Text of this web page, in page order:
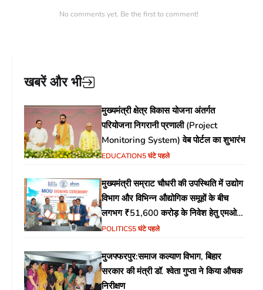
No comments yet. Be the first to comment!
खबरें और भी
मुख्यमंत्री क्षेत्र विकास योजना अंतर्गत
परियोजना निगरानी प्रणाली (Project
Monitoring System) वेब पोर्टल का शुभारंभ
EDUCATION5 घंटे पहले
मुख्यमंत्री सम्राट चौधरी की उपस्थिति में उद्योग
विभाग और विभिन्न औद्योगिक समूहों के बीच
लगभग ₹51,600 करोड़ के निवेश हेतु एमओयू
(MoU) पर हस्ताक्षर
POLITICS5 घंटे पहले
मुजफ्फरपुर:समाज कल्याण विभाग, बिहार
सरकार की मंत्री डॉ. श्वेता गुप्ता ने किया औचक
निरीक्षण